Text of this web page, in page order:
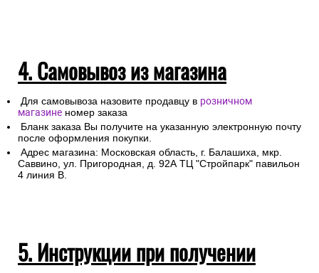
4. Самовывоз из магазина
Для самовывоза назовите продавцу в розничном
магазине номер заказа
Бланк заказа Вы получите на указанную электронную почту
после оформления покупки.
Адрес магазина: Московская область, г. Балашиха, мкр.
Саввино, ул. Пригородная, д. 92А ТЦ "Стройпарк" павильон
4 линия В.
5. Инструкции при получении